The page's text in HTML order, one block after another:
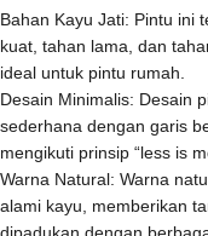
Bahan Kayu Jati: Pintu ini
kuat, tahan lama, dan
ideal untuk pintu rumah.
Desain Minimalis: Desain
sederhana dengan garis
mengikuti prinsip “less is
Warna Natural: Warna
alami kayu, memberikan